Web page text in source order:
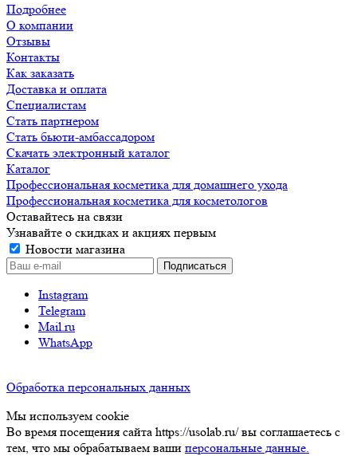
Подробнее
О компании
Отзывы
Контакты
Как заказать
Доставка и оплата
Специалистам
Стать партнером
Стать бьюти-амбассадором
Скачать электронный каталог
Каталог
Профессиональная косметика для домашнего ухода
Профессиональная косметика для косметологов
Оставайтесь на связи
Узнавайте о скидках и акциях первым
Новости магазина
Instagram
Telegram
Mail.ru
WhatsApp
Обработка персональных данных
Мы используем cookie
Во время посещения сайта https://usolab.ru/ вы соглашаетесь с
тем, что мы обрабатываем ваши персональные данные.